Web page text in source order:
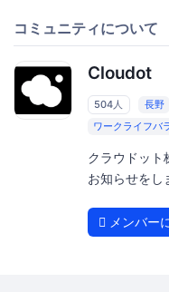
コミュニティについて
Cloudot
504人 長野
ワークライフバ
クラウドット
お知らせをし
メンバー